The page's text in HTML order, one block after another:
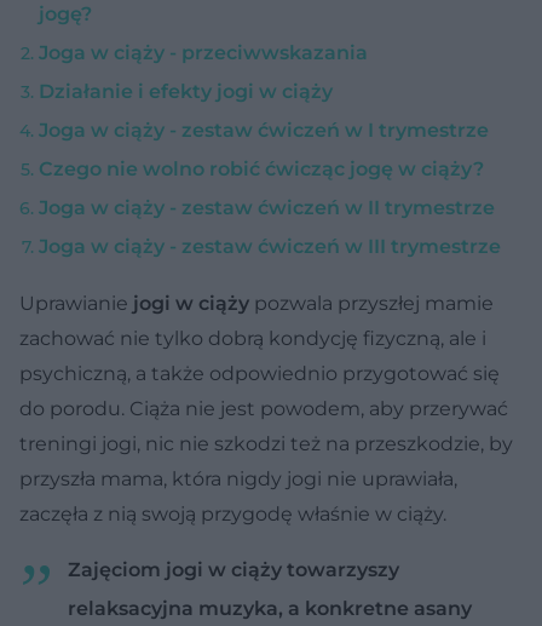
jogę?
Joga w ciąży - przeciwwskazania
Działanie i efekty jogi w ciąży
Joga w ciąży - zestaw ćwiczeń w I trymestrze
Czego nie wolno robić ćwicząc jogę w ciąży?
Joga w ciąży - zestaw ćwiczeń w II trymestrze
Joga w ciąży - zestaw ćwiczeń w III trymestrze
Uprawianie jogi w ciąży pozwala przyszłej mamie
zachować nie tylko dobrą kondycję fizyczną, ale i
psychiczną, a także odpowiednio przygotować się
do porodu. Ciąża nie jest powodem, aby przerywać
treningi jogi, nic nie szkodzi też na przeszkodzie, by
przyszła mama, która nigdy jogi nie uprawiała,
zaczęła z nią swoją przygodę właśnie w ciąży.
Zajęciom jogi w ciąży towarzyszy
relaksacyjna muzyka, a konkretne asany